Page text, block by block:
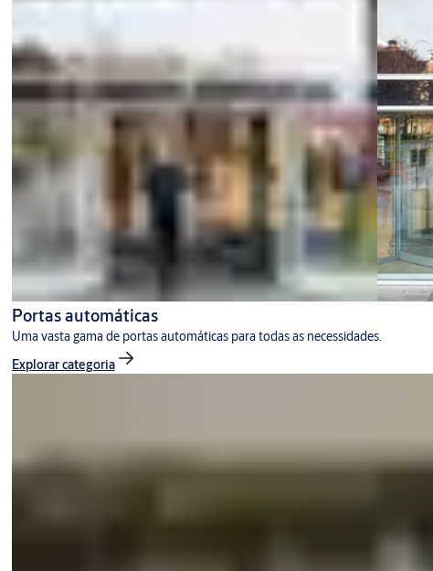
Portas automáticas
Uma vasta gama de portas automáticas para todas as necessidades.
Explorar categoria